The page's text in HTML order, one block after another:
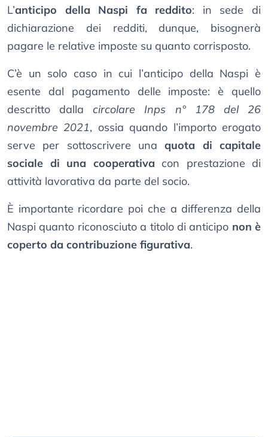
L’anticipo della Naspi fa reddito: in sede di
dichiarazione dei redditi, dunque, bisognerà
pagare le relative imposte su quanto corrisposto.
C’è un solo caso in cui l’anticipo della Naspi è
esente dal pagamento delle imposte: è quello
descritto dallacircolare Inps n° 178 del 26
novembre 2021, ossia quando l’importo erogato
serve per sottoscrivere unaquota di capitale
sociale di una cooperativa con prestazione di
attività lavorativa da parte del socio.
È importante ricordare poi che a differenza della
Naspi quanto riconosciuto a titolo di anticipo non è
coperto da contribuzione figurativa.